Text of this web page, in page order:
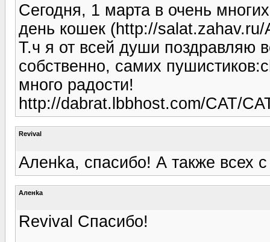
Сегодня, 1 марта в очень
день кошек (http://
Т.ч я от всей души поздравляю
собственно, самих
много радости!
http://dabrat.lbbhost.com/CAT/
Revival
Аленka, спасибо! А также всех
Аленka
Revival Спасибо!